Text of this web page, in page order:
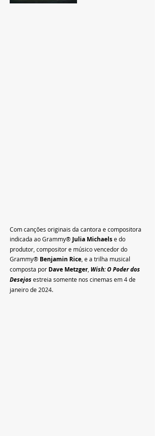
Com canções originais da cantora e compositora
indicada ao Grammy® Julia Michaels e do
produtor, compositor e músico vencedor do
Grammy® Benjamin Rice , e a trilha musical
composta por Dave Metzger, Wish: O Poder dos
Desejosestreia somente nos cinemas em 4 de
janeiro de 2024.